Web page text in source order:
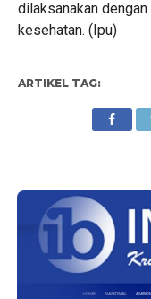
dilaksanakan
kesehatan. (Ipu)
ARTIKEL TAG: